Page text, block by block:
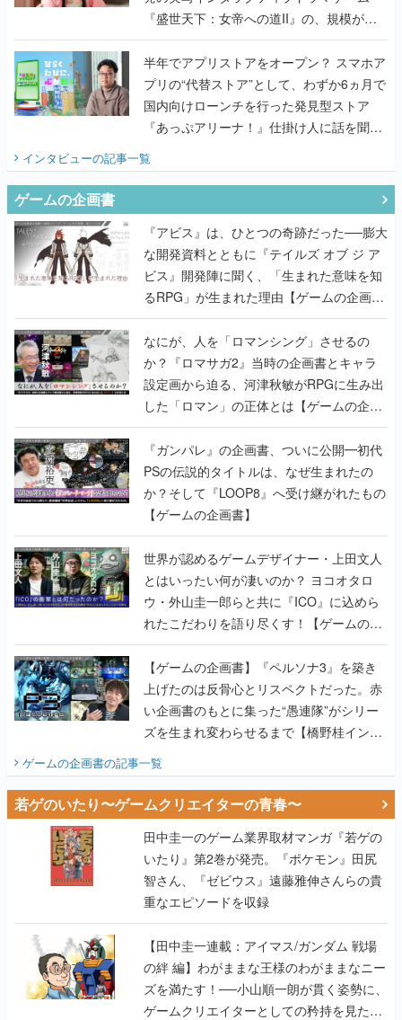
『盛世天下：女帝への道II』の、規模が違
うこだわりをプロデューサーに聞いた
半年でアプリストアをオープン？ スマホア
プリの“代替ストア”として、わずか6ヵ月で
国内向けローンチを行った発見型ストア
『あっぷアリーナ！』仕掛け人に話を聞い
インタビューの記事一覧
ゲームの企画書
『アビス』は、ひとつの奇跡だった──膨大
な開発資料とともに『テイルズ オブ ジ ア
ビス』開発陣に聞く、「生まれた意味を知
るRPG」が生まれた理由【ゲームの企画
書】
なにが、人を「ロマンシング」させるの
か？『ロマサガ2』当時の企画書とキャラ
設定画から迫る、河津秋敏がRPGに生み出
した「ロマン」の正体とは【ゲームの企画
書】
『ガンパレ』の企画書、ついに公開━初代
PSの伝説的タイトルは、なぜ生まれたの
か？そして『LOOP8』へ受け継がれたもの
【ゲームの企画書】
世界が認めるゲームデザイナー・上田文人
とはいったい何が凄いのか？ ヨコオタロ
ウ・外山圭一郎らと共に『ICO』に込めら
れたこだわりを語り尽くす！【ゲームの企
画書】
【ゲームの企画書】『ペルソナ3』を築き
上げたのは反骨心とリスペクトだった。赤
い企画書のもとに集った“愚連隊”がシリー
ズを生まれ変わらせるまで【橋野桂インタ
ゲームの企画書の記事一覧
若ゲのいたり〜ゲームクリエイターの青春〜
田中圭一のゲーム業界取材マンガ『若ゲの
いたり』第2巻が発売。『ポケモン』田尻
智さん、『ゼビウス』遠藤雅伸さんらの貴
重なエピソードを収録
【田中圭一連載：アイマス/ガンダム 戦場
の絆 編】わがままな王様のわがままなニー
ズを満たす！──小山順一朗が貫く姿勢に、
ゲームクリエイターとしての矜持を見た